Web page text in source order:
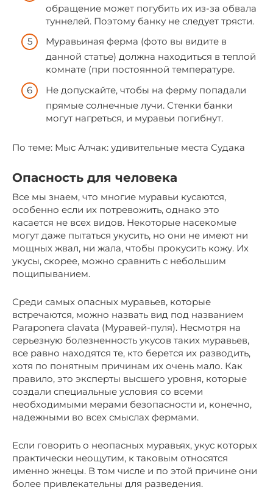
обращение может погубить их из-за обвала
туннелей. Поэтому банку не следует трясти.
Муравьиная ферма (фото вы видите в
данной статье) должна находиться в теплой
комнате (при постоянной температуре.
Не допускайте, чтобы на ферму попадали
прямые солнечные лучи. Стенки банки
могут нагреться, и муравьи погибнут.
По теме: Мыс Алчак: удивительные места Судака
Опасность для человека
Все мы знаем, что многие муравьи кусаются,
особенно если их потревожить, однако это
касается не всех видов. Некоторые насекомые
могут даже пытаться укусить, но они не имеют ни
мощных жвал, ни жала, чтобы прокусить кожу. Их
укусы, скорее, можно сравнить с небольшим
пощипыванием.
Среди самых опасных муравьев, которые
встречаются, можно назвать вид под названием
Paraponera clavata (Муравей-пуля). Несмотря на
серьезную болезненность укусов таких муравьев,
все равно находятся те, кто берется их разводить,
хотя по понятным причинам их очень мало. Как
правило, это эксперты высшего уровня, которые
создали специальные условия со всеми
необходимыми мерами безопасности и, конечно,
надежными во всех смыслах фермами.
Если говорить о неопасных муравьях, укус которых
практически неощутим, к таковым относятся
именно жнецы. В том числе и по этой причине они
более привлекательны для разведения.